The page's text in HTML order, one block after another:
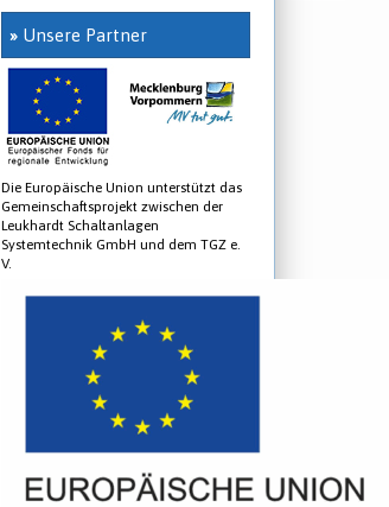
» Unsere Partner
Die Europäische Union unterstützt das
Gemeinschaftsprojekt zwischen der
Leukhardt Schaltanlagen
Systemtechnik GmbH und dem TGZ e.
V.